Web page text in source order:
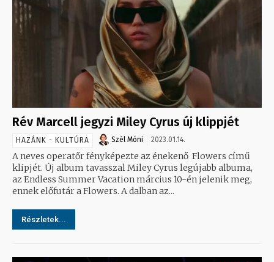
Rév Marcell jegyzi Miley Cyrus új klippjét
HAZÁNK - KULTÚRA Szél Móni 2023.01.14.
A neves operatőr fényképezte az énekenő Flowers című
klipjét. Új album tavasszal Miley Cyrus legújabb albuma,
az Endless Summer Vacation március 10-én jelenik meg,
ennek előfutár a Flowers. A dalban az...
Részletek...